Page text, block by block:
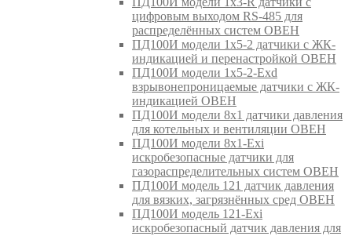
цифровым выходом RS-485 для
распределённых систем ОВЕН
ПД100И модели 1х5-2 датчики с ЖК-
индикацией и перенастройкой ОВЕН
ПД100И модели 1х5-2-Exd
взрывонепроницаемые датчики с ЖК-
индикацией ОВЕН
ПД100И модели 8х1 датчики давления
для котельных и вентиляции ОВЕН
ПД100И модели 8х1-Exi
искробезопасные датчики для
газораспределительных систем ОВЕН
ПД100И модель 121 датчик давления
для вязких, загрязнённых сред ОВЕН
ПД100И модель 121-Exi
искробезопасный датчик давления для